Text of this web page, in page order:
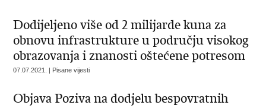
Dodijeljeno više od 2 milijarde kuna za
obnovu infrastrukture u području visokog
obrazovanja i znanosti oštećene potresom
07.07.2021. | Pisane vijesti
Objava Poziva na dodjelu bespovratnih